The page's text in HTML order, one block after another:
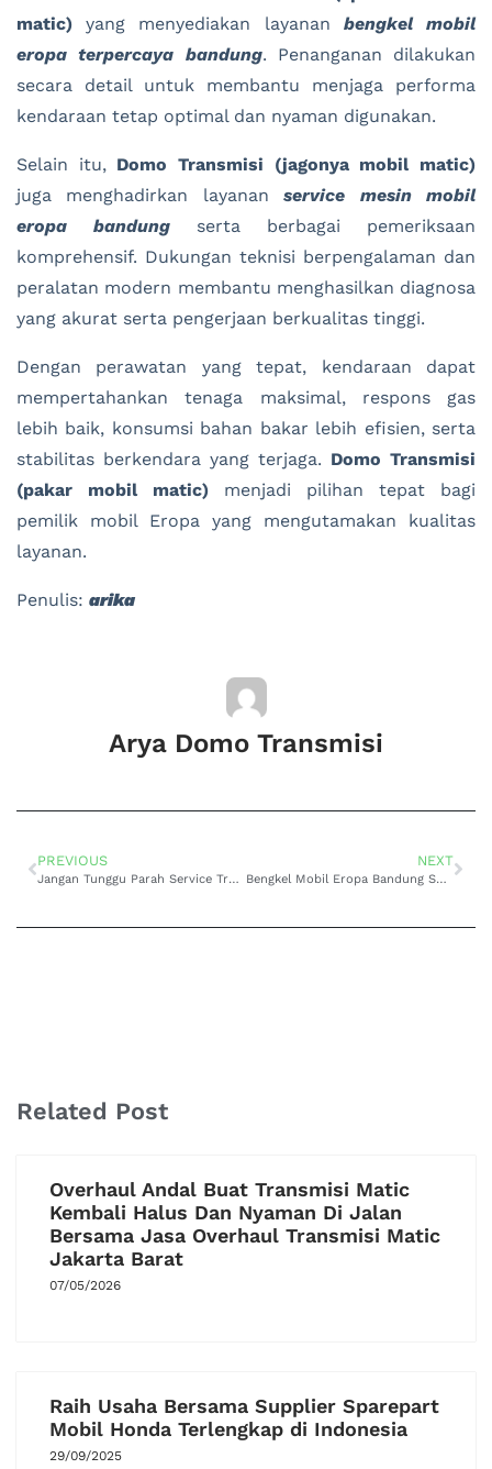
matic) yang menyediakan layanan bengkel mobil
eropa terpercaya bandung. Penanganan dilakukan
secara detail untuk membantu menjaga performa
kendaraan tetap optimal dan nyaman digunakan.
Selain itu, Domo Transmisi (jagonya mobil matic)
juga menghadirkan layananservice mesin mobil
eropa bandung serta berbagai pemeriksaan
komprehensif. Dukungan teknisi berpengalaman dan
peralatan modern membantu menghasilkan diagnosa
yang akurat serta pengerjaan berkualitas tinggi.
Dengan perawatan yang tepat, kendaraan dapat
mempertahankan tenaga maksimal, respons gas
lebih baik, konsumsi bahan bakar lebih efisien, serta
stabilitas berkendara yang terjaga. Domo Transmisi
(pakar mobil matic) menjadi pilihan tepat bagi
pemilik mobil Eropa yang mengutamakan kualitas
layanan.
Penulis: arika
Arya Domo Transmisi
PREVIOUS
Jangan Tunggu Parah Service Transmisi Matic Lancer Jakarta Barat Sekarang
NEXT
Bengkel Mobil Eropa Bandung Solusi Tepat Mobil Berkualitas
Related Post
Overhaul Andal Buat Transmisi Matic
Kembali Halus Dan Nyaman Di Jalan
Bersama Jasa Overhaul Transmisi Matic
Jakarta Barat
07/05/2026
Raih Usaha Bersama Supplier Sparepart
Mobil Honda Terlengkap di Indonesia
29/09/2025